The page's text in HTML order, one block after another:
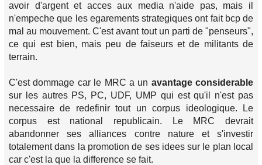
avoir d'argent et acces aux media n'aide pas, mais il
n'empeche que les egarements strategiques ont fait bcp de
mal au mouvement. C'est avant tout un parti de "penseurs",
ce qui est bien, mais peu de faiseurs et de militants de
terrain.
C'est dommage car le MRC a un avantage considerable
sur les autres PS, PC, UDF, UMP qui est qu'il n'est pas
necessaire de redefinir tout un corpus ideologique. Le
corpus est national republicain. Le MRC devrait
abandonner ses alliances contre nature et s'investir
totalement dans la promotion de ses idees sur le plan local
car c'est la que la difference se fait.